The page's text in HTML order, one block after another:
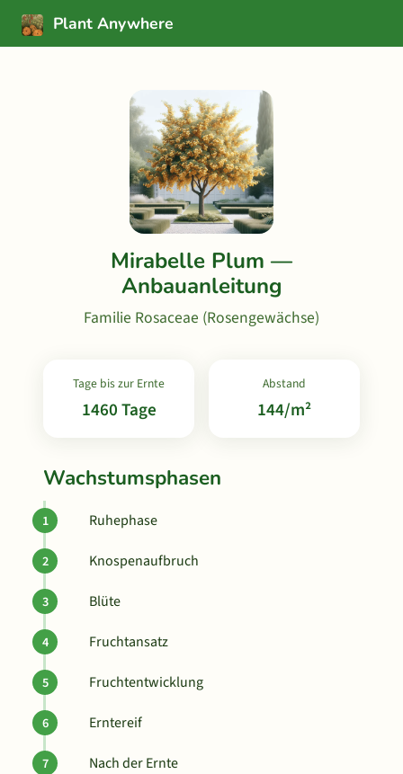
Plant Anywhere
Mirabelle Plum —
Anbauanleitung
Familie Rosaceae (Rosengewächse)
Tage bis zur Ernte
1460 Tage
Abstand
144/m²
Wachstumsphasen
Ruhephase
Knospenaufbruch
Blüte
Fruchtansatz
Fruchtentwicklung
Erntereif
Nach der Ernte